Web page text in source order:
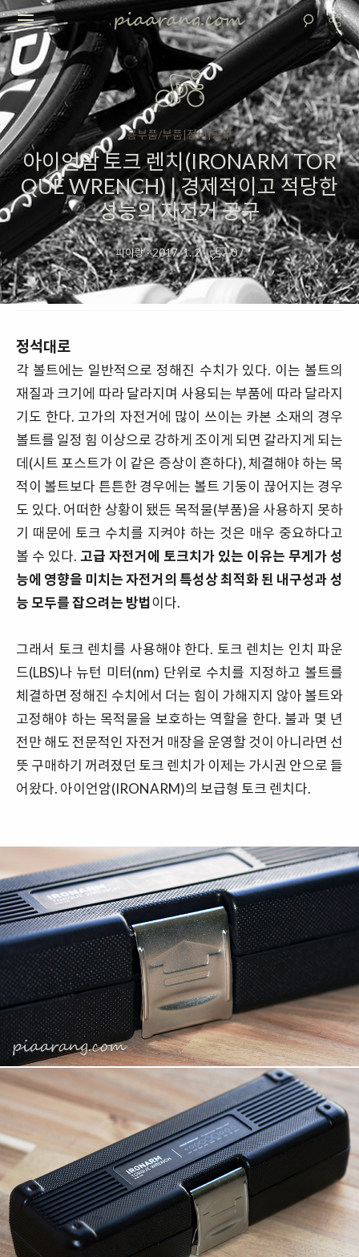
용부품/부품|정비|공구
아이언암 토크 렌치(IRONARM TOR
QUE WRENCH) | 경제적이고 적당한
성능의 자전거 공구
피아랑·2017. 1. 2· 0/
정석대로
각 볼트에는 일반적으로 정해진 수치가 있다. 이는 볼트의
재질과 크기에 따라 달라지며 사용되는 부품에 따라 달라지
기도 한다. 고가의 자전거에 많이 쓰이는 카본 소재의 경우
볼트를 일정 힘 이상으로 강하게 조이게 되면 갈라지게 되는
데(시트 포스트가 이 같은 증상이 흔하다), 체결해야 하는 목
적이 볼트보다 튼튼한 경우에는 볼트 기둥이 끊어지는 경우
도 있다. 어떠한 상황이 됐든 목적물(부품)을 사용하지 못하
기 때문에 토크 수치를 지켜야 하는 것은 매우 중요하다고
볼 수 있다. 고급 자전거에 토크치가 있는 이유는 무게가 성
능에 영향을 미치는 자전거의 특성상 최적화 된 내구성과 성
능 모두를 잡으려는 방법이다.
그래서 토크 렌치를 사용해야 한다. 토크 렌치는 인치 파운
드(LBS)나 뉴턴 미터(nm) 단위로 수치를 지정하고 볼트를
체결하면 정해진 수치에서 더는 힘이 가해지지 않아 볼트와
고정해야 하는 목적물을 보호하는 역할을 한다. 불과 몇 년
전만 해도 전문적인 자전거 매장을 운영할 것이 아니라면 선
뜻 구매하기 꺼려졌던 토크 렌치가 이제는 가시권 안으로 들
어왔다. 아이언암(IRONARM)의 보급형 토크 렌치다.